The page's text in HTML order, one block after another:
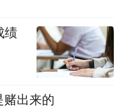
绩
赌出来的